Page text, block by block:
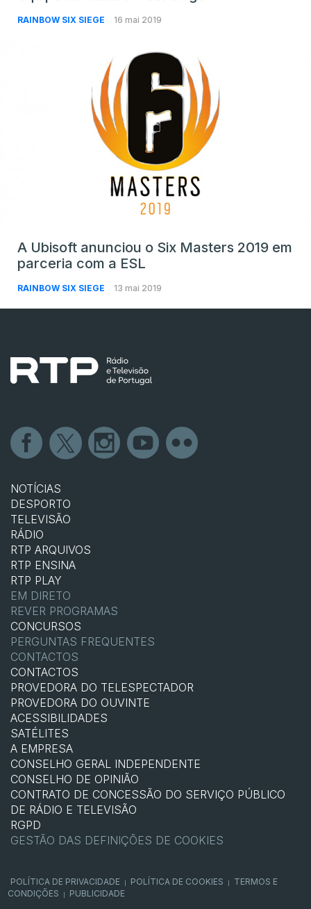
RAINBOW SIX SIEGE 16 mai 2019
A Ubisoft anunciou o Six Masters 2019 em
parceria com a ESL
RAINBOW SIX SIEGE 13 mai 2019
NOTÍCIAS
DESPORTO
TELEVISÃO
RÁDIO
RTP ARQUIVOS
RTP ENSINA
RTP PLAY
EM DIRETO
REVER PROGRAMAS
CONCURSOS
PERGUNTAS FREQUENTES
CONTACTOS
CONTACTOS
PROVEDORA DO TELESPECTADOR
PROVEDORA DO OUVINTE
ACESSIBILIDADES
SATÉLITES
A EMPRESA
CONSELHO GERAL INDEPENDENTE
CONSELHO DE OPINIÃO
CONTRATO DE CONCESSÃO DO SERVIÇO PÚBLICO
DE RÁDIO E TELEVISÃO
RGPD
GESTÃO DAS DEFINIÇÕES DE COOKIES
POLÍTICA DE PRIVACIDADE | POLÍTICA DE COOKIES |
TERMOS E
CONDIÇÕES
| PUBLICIDADE